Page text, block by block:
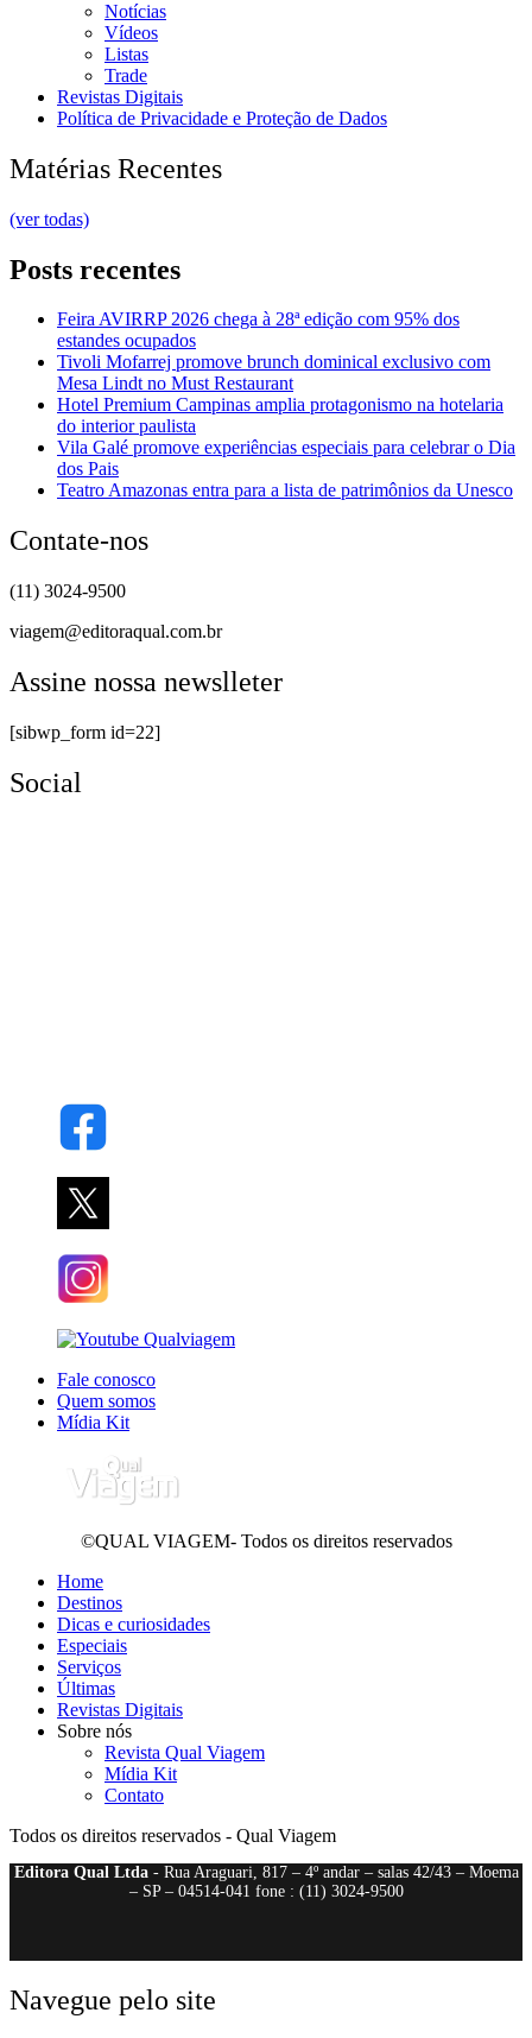
Notícias
Vídeos
Listas
Trade
Revistas Digitais
Política de Privacidade e Proteção de Dados
Matérias Recentes
(ver todas)
Posts recentes
Feira AVIRRP 2026 chega à 28ª edição com 95% dos
estandes ocupados
Tivoli Mofarrej promove brunch dominical exclusivo com
Mesa Lindt no Must Restaurant
Hotel Premium Campinas amplia protagonismo na hotelaria
do interior paulista
Vila Galé promove experiências especiais para celebrar o Dia
dos Pais
Teatro Amazonas entra para a lista de patrimônios da Unesco
Contate-nos
(11) 3024-9500
viagem@editoraqual.com.br
Assine nossa newslleter
[sibwp_form id=22]
Social
Fale conosco
Quem somos
Mídia Kit
©QUAL VIAGEM- Todos os direitos reservados
Home
Destinos
Dicas e curiosidades
Especiais
Serviços
Últimas
Revistas Digitais
Sobre nós
Revista Qual Viagem
Mídia Kit
Contato
Todos os direitos reservados - Qual Viagem
Editora Qual Ltda- Rua Araguari, 817 – 4º andar – salas 42/43 – Moema
– SP – 04514-041 fone : (11) 3024-9500
Navegue pelo site